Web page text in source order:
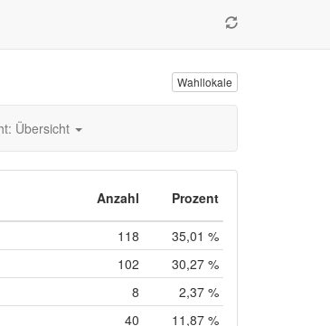
Wahllokale
Übersicht
Anzahl Prozent
118
35,01 %
102
30,27 %
8
2,37 %
40
11,87 %